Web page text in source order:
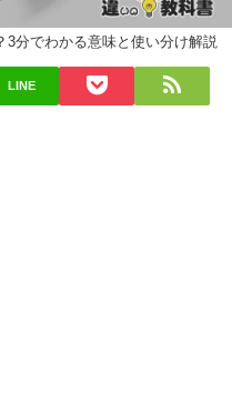
3分でわかる意味と使い分け解説
LINE